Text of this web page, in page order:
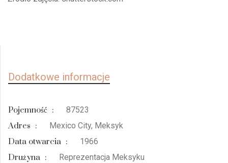
Dodatkowe informacje
Pojemność : 87523
Adres : Mexico City, Meksyk
Data otwarcia : 1966
Drużyna : Reprezentacja Meksyku